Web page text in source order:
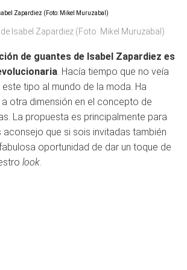
de Isabel Zapardiez (Foto: Mikel Muruzabal)
de guantes de Isabel Zapardiez es
. Hacía tiempo que no veía
tipo al mundo de la moda. Ha
otra dimensión en el concepto de
La propuesta es principalmente para
que si sois invitadas también
oportunidad de dar un toque de
look.